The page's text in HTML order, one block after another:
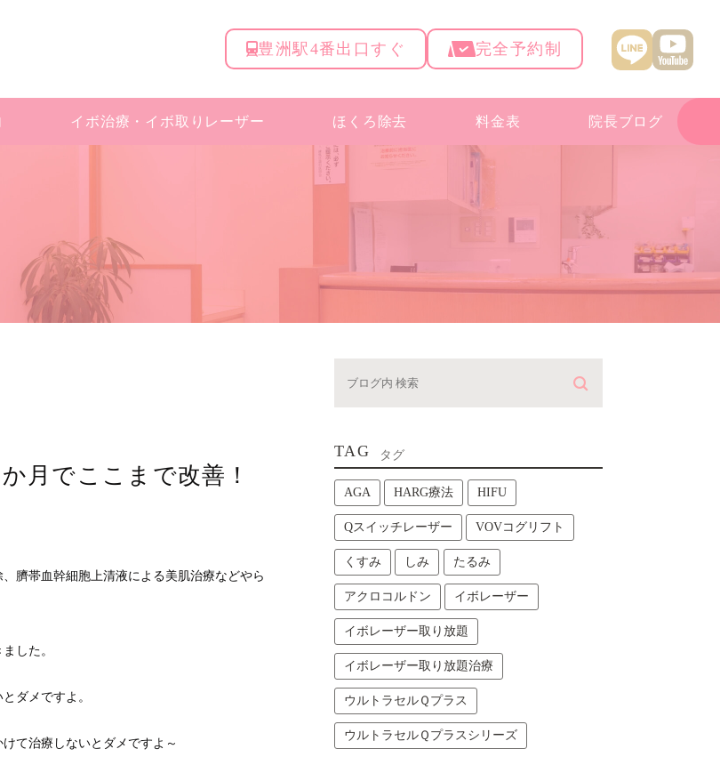
豊洲駅4番出口すぐ 完全予約制
イボ治療・ イボ取りレーザー ほくろ除去 料金表 院長ブログ
月でここまで改善！
臍帯血幹細胞上清液による美肌治療などやら
した。
ダメですよ。
て治療しないとダメですよ～
TAG タグ
AGA HARG療法 HIFU
Qスイッチレーザー VOVコグリフト
くすみ しみ たるみ
アクロコルドン イボレーザー
イボレーザー取り放題
イボレーザー取り放題治療
ウルトラセルＱプラス
ウルトラセルＱプラスシリーズ